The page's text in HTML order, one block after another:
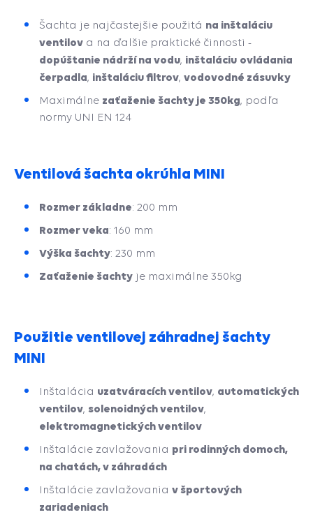
Šachta je najčastejšie použitá na inštaláciu
ventilov a na ďalšie praktické činnosti -
dopúštanie nádrží na vodu, inštaláciu ovládania
čerpadla, inštaláciu filtrov, vodovodné zásuvky
Maximálne zaťaženie šachty je 350kg, podľa
normy UNI EN 124
Ventilová šachta okrúhla MINI
Rozmer základne: 200 mm
Rozmer veka: 160 mm
Výška šachty: 230 mm
Zaťaženie šachty je maximálne 350kg
Použitie ventilovej záhradnej šachty
MINI
Inštalácia uzatváracích ventilov, automatických
ventilov, solenoidných ventilov,
elektromagnetických ventilov
Inštalácie zavlažovania pri rodinných domoch,
na chatách, v záhradách
Inštalácie zavlažovania v športových
zariadeniach